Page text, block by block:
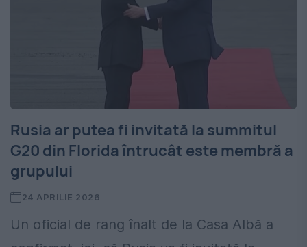
Rusia ar putea fi invitată la summitul
G20 din Florida întrucât este membră a
grupului
24 APRILIE 2026
Un oficial de rang înalt de la Casa Albă a